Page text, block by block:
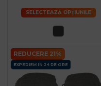
SELECTEAZĂ OPȚIUNILE
REDUCERE 21%
EXPEDIEM IN 24 DE ORE